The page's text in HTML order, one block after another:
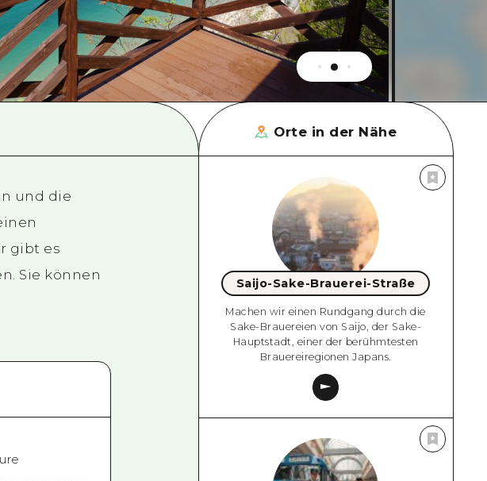
Yamaguchi
Ehime
und die
gibt es
Sie können
Orte in der Nähe
Saijo-Sake-Brauerei-Straße
Machen wir einen Rundgang durch die
Sake-Brauereien von Saijo, der Sake-
Hauptstadt, einer der berühmtesten
Brauereiregionen Japans.